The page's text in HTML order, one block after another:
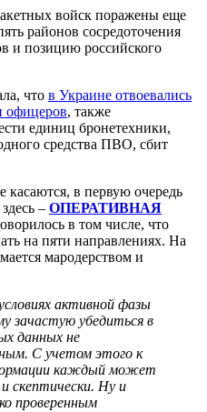
войск поражены еще
районов сосредоточения
и позицию российского
что в Украине отвоевались
офицеров, также
единиц бронетехники,
средства ПВО, сбит
в первую очередь
– ОПЕРАТИВНАЯ
в том числе, что
на пяти направлениях. На
мародерством и
активной фазы
зачастую убедиться в
данных не
С учетом этого к
каждый может
скептически. Ну и
проверенным